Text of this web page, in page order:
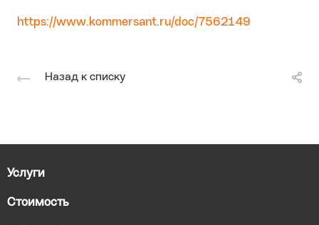
https://www.kommersant.ru/doc/7562149
Назад к списку
Услуги
Стоимость